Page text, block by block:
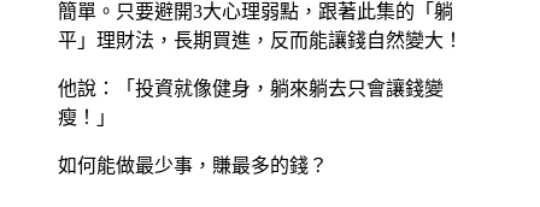
簡單。只要避開3大心理弱點，跟著此集的「躺
平」理財法，長期買進，反而能讓錢自然變大！
他說：「投資就像健身，躺來躺去只會讓錢變
瘦！」
如何能做最少事，賺最多的錢？